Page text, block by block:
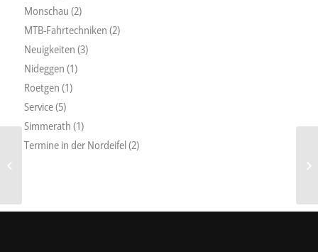
Monschau (2)
MTB-Fahrtechniken (2)
Neuigkeiten (3)
Nideggen (1)
Roetgen (1)
Service(5)
Simmerath (1)
Termine in der Nordeifel(2)